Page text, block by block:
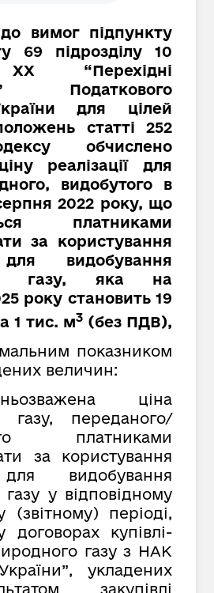
до вимог підпункту
69 підрозділу 10
“Перехідні
Податкового
для цілей
статті 252
обчислено
реалізації для
видобутого в
2022 року, що
платниками
за користування
видобування
газу, яка на
року становить 19
1 тис. м3 (без ПДВ),
показником
величин:
ціна
газу, переданого/
платниками
за користування
видобування
у відповідному
(звітному) періоді,
договорах купівлі-
газу з НАК
укладених
закупівлі